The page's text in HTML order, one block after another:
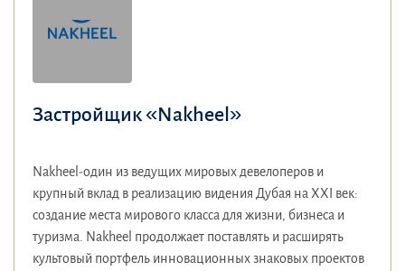
Застройщик «Nakheel»
Nakheel-один из ведущих мировых девелоперов и
крупный вклад в реализацию видения Дубая на XXI век:
создание места мирового класса для жизни, бизнеса и
туризма. Nakheel продолжает поставлять и расширять
культовый портфель инновационных знаковых проектов